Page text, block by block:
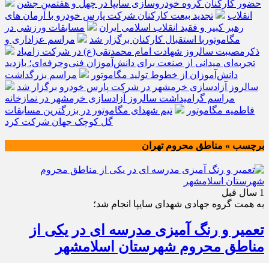
حضور کارکنان گروه خودروسازی سایپا در چهل و هفتمین جشن
انقلاب
تجدید بیعت کارکنان شرکت پارس خودرو با آرمان های
رهبر کبیر و فقید انقلاب اسلامی ایران
مسابقات ورزشی در
مگاموتوربا استقبال کارکنان برگزار شد
مراسم عزاداری و
ذکرمصیبت سالروز شهادت امام محمدتقی(ع) در شرکت زامیاد
تجربه‌ای میدانی از صنعت برای دانش‌آموزان فنی‌وحرفه‌ای؛ بازدید
دانش‌آموزان از خطوط تولید مگاموتور
مراسم بزرگداشت
سالروز آزادسازی خرمشهر در شرکت پارس خودرو برگزار شد
مراسم گرامیداشت سالروز آزادسازی خرمشهر در نمازخانه
فاطمیه مگاموتور
تیم شهدای مگاموتور در بزرگترین مسابقات
گل کوچک جهان شرکت کرد
برچسب » مناطق محروم تهران
1 سال قبل
به همت گروه جهادی شهدای سایپا انجام شد؛
تعمیر و رنگ آمیزی مدرسه ای در یکی از
مناطق محروم شهرستان اسلامشهر